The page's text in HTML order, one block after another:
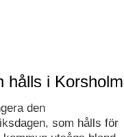
hålls i Korsholm
den
som hålls för